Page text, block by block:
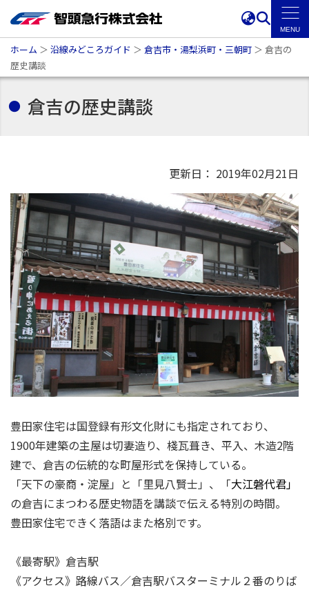
ホーム ＞ 沿線みどころガイド ＞ 倉吉市・湯梨浜町・三朝町 ＞ 倉吉の
歴史講談
倉吉の歴史講談
更新日： 2019年02月21日
豊田家住宅は国登録有形文化財にも指定されており、
1900年建築の主屋は切妻造り、棧瓦葺き、平入、木造2階
建で、倉吉の伝統的な町屋形式を保持している。
「天下の豪商・淀屋」と「里見八賢士」、「大江磐代君」
の倉吉にまつわる歴史物語を講談で伝える特別の時間。
豊田家住宅できく落語はまた格別です。
《最寄駅》倉吉駅
《アクセス》路線バス／倉吉駅バスターミナル２番のりば